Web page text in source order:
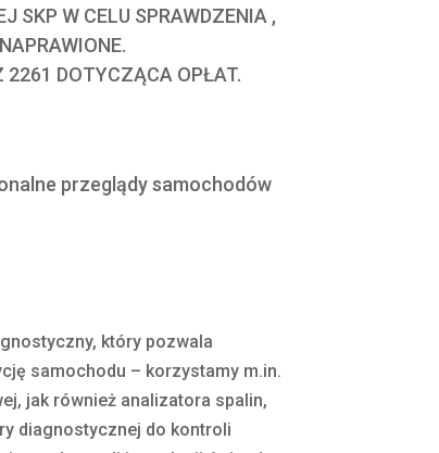
SKP W CELU SPRAWDZENIA ,
2261 DOTYCZĄCA OPŁAT.
przeglądy samochodów
który pozwala
samochodu – korzystamy m.in.
jak również analizatora spalin,
diagnostycznej do kontroli